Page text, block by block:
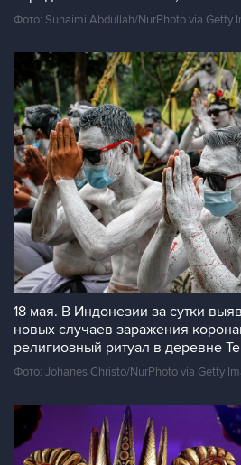
Фото: Suhaimi Abdullah/NurPhoto via Getty
18 мая. В Индонезии за сутки
новых случаев заражения
религиозный ритуал в деревне
Фото: Johanes Christo/NurPhoto via Getty